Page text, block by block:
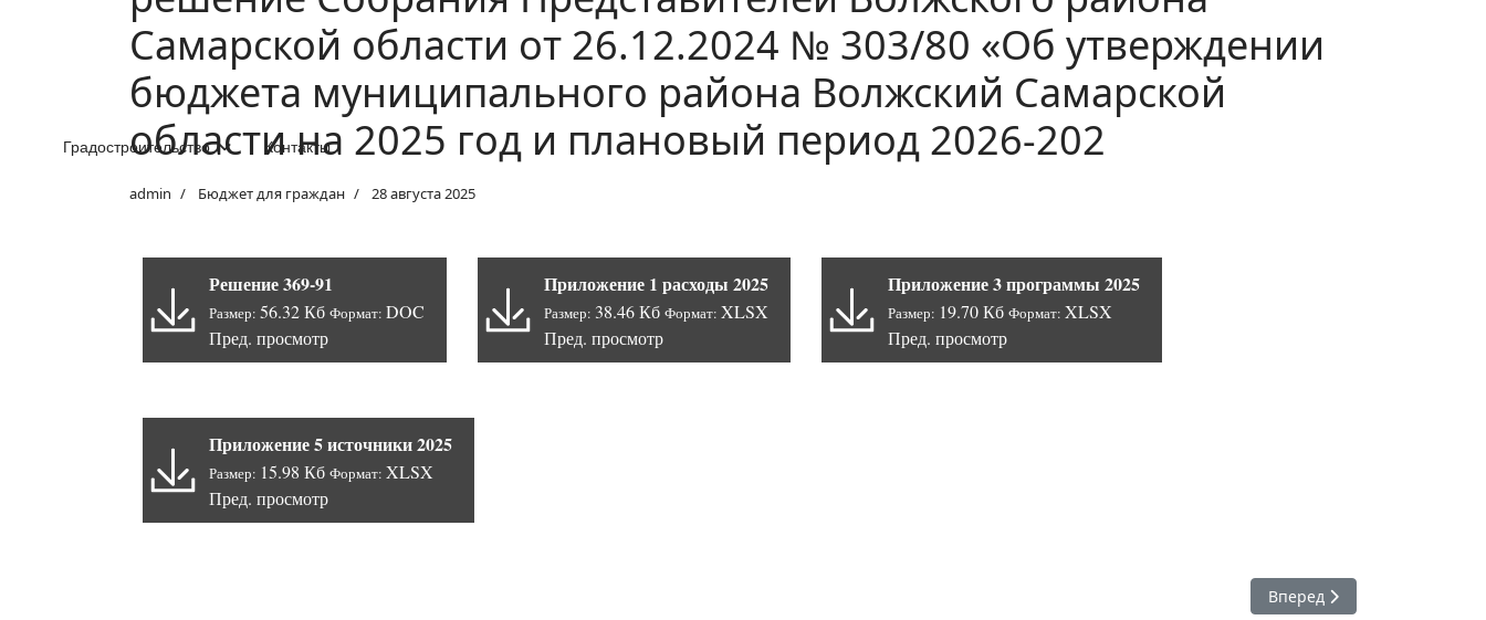
Градостроительство Контакты
Самарской области от 26.12.2024 № 303/80 «Об утверждении
бюджета муниципального района Волжский Самарской
области на 2025 год и плановый период 2026-202
admin Бюджет для граждан 28 августа 2025
Решение 369-91
Размер: 56.32 Кб Формат: DOC
Пред. просмотр
Приложение 1 расходы 2025
Размер: 38.46 Кб Формат: XLSX
Пред. просмотр
Приложение 3 программы 2025
Размер: 19.70 Кб Формат: XLSX
Пред. просмотр
Приложение 5 источники 2025
Размер: 15.98 Кб Формат: XLSX
Пред. просмотр
Следующий: Решение от
Вперед